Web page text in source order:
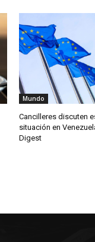
Mundo
Cancilleres discuten
situación en
Digest